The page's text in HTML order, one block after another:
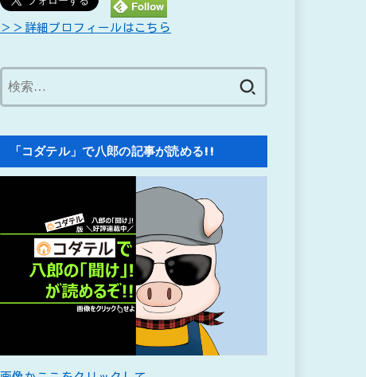
＞＞詳細プロフィールはこちら
「コダテル」で八郎の記事が読める!!